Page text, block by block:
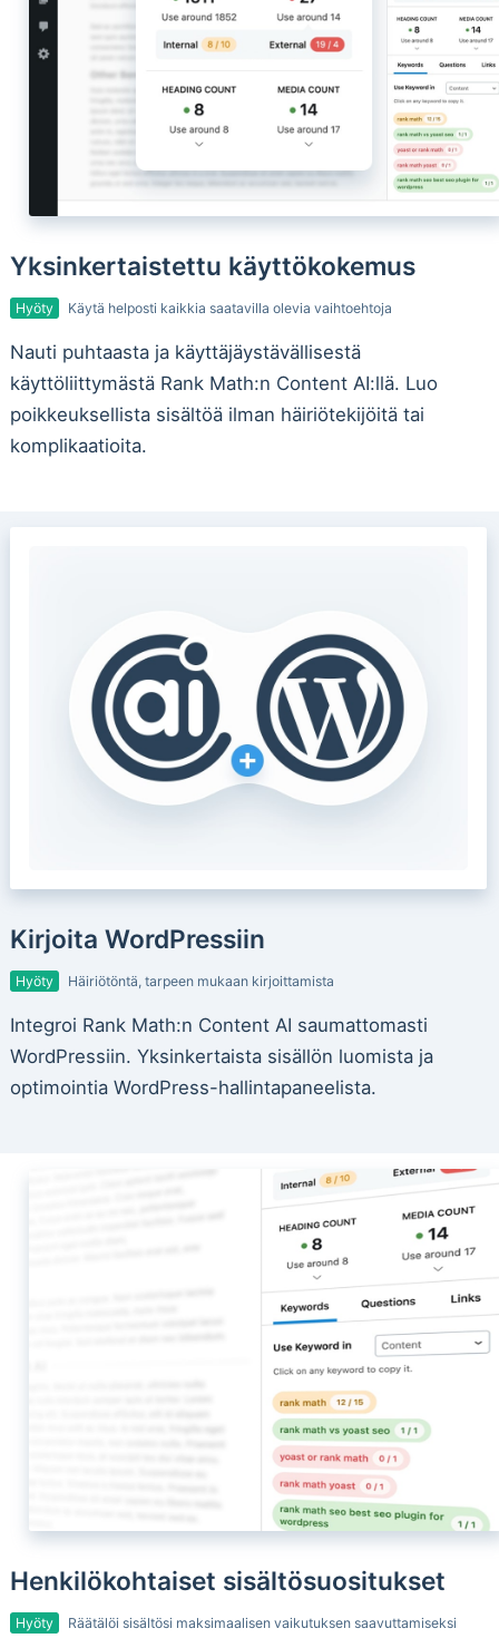
Yksinkertaistettu käyttökokemus
Hyöty Käytä helposti kaikkia saatavilla olevia vaihtoehtoja
Nauti puhtaasta ja käyttäjäystävällisestä
käyttöliittymästä Rank Math:n Content AI:llä. Luo
poikkeuksellista sisältöä ilman häiriötekijöitä tai
komplikaatioita.
Kirjoita WordPressiin
Hyöty Häiriötöntä, tarpeen mukaan kirjoittamista
Integroi Rank Math:n Content AI saumattomasti
WordPressiin. Yksinkertaista sisällön luomista ja
optimointia WordPress-hallintapaneelista.
Henkilökohtaiset sisältösuositukset
Hyöty Räätälöi sisältösi maksimaalisen vaikutuksen saavuttamiseksi